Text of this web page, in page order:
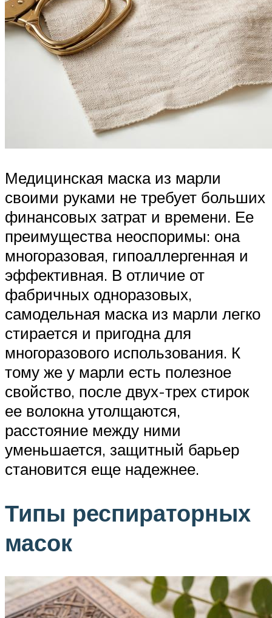
Медицинская маска из марли
своими руками не требует больших
финансовых затрат и времени. Ее
преимущества неоспоримы: она
многоразовая, гипоаллергенная и
эффективная. В отличие от
фабричных одноразовых,
самодельная маска из марли легко
стирается и пригодна для
многоразового использования. К
тому же у марли есть полезное
свойство, после двух-трех стирок
ее волокна утолщаются,
расстояние между ними
уменьшается, защитный барьер
становится еще надежнее.
Типы респираторных
масок